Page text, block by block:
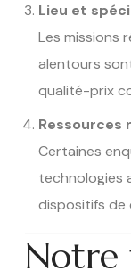
Lieu et
Les missions
alentours
qualité-prix
Ressources
Certaines
technologies
dispositifs de
Notre